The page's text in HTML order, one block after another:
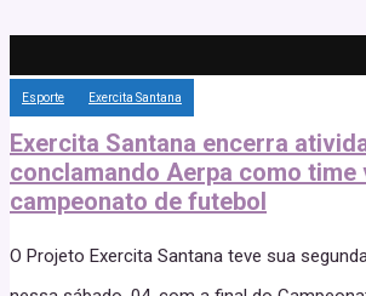
Esporte Exercita Santana
Exercita Santana encerra
conclamando Aerpa como time
campeonato de futebol
O Projeto Exercita Santana teve sua